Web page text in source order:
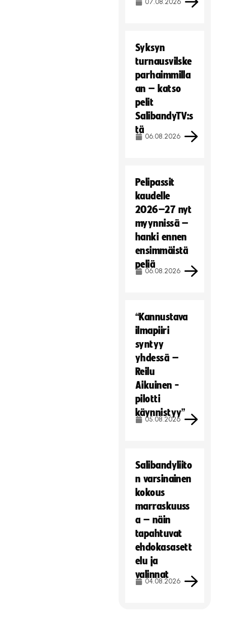
07.08.2026
Syksyn
turnausvilske
parhaimmilla
an – katso
pelit
SalibandyTV:s
tä
06.08.2026
Pelipassit
kaudelle
2026–27 nyt
myynnissä –
hanki ennen
ensimmäistä
peliä
06.08.2026
“Kannustava
ilmapiiri
syntyy
yhdessä –
Reilu
Aikuinen -
pilotti
käynnistyy”
05.08.2026
Salibandyliito
n varsinainen
kokous
marraskuuss
a – näin
tapahtuvat
ehdokasasett
elu ja
valinnat
04.08.2026